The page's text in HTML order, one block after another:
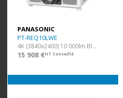
PANASONIC
PT-REQ10LWE
4K (3840x2400) 10 000lm Blanc Ss Opti.
15 908 €HT Conseillé